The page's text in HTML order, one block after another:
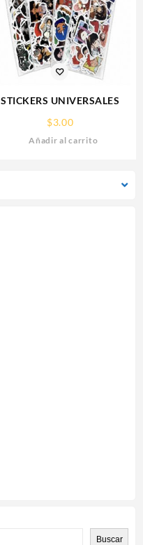
Buscar
STICKERS UNIVERSALES
$3.00
Añadir al carrito